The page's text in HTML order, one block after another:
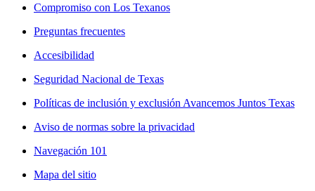
Compromiso con Los Texanos
Preguntas frecuentes
Accesibilidad
Seguridad Nacional de Texas
Políticas de inclusión y exclusión Avancemos Juntos Texas
Aviso de normas sobre la privacidad
Navegación 101
Mapa del sitio